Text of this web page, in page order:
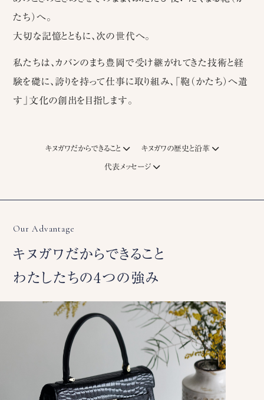
たち）へ。
大切な記憶とともに、次の世代へ。
私たちは、カバンのまち豊岡で受け継がれてきた技術と経
験を礎に、誇りを持って仕事に取り組み、「鞄（かたち）へ遺
す」文化の創出を目指します。
キヌガワだからできること キヌガワの歴史と沿革
代表メッセージ
Our Advantage
キヌガワだからできること
わたしたちの4つの強み